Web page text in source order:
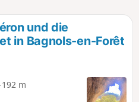
und die
in Bagnols-en-Forêt
m